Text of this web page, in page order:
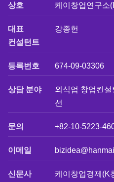
상호 케이창업연구소
대표
컨설턴트
강종헌
등록번호 674-09-03306
상담 분야
외식업 창업컨설
선
문의 +82-10-5223-
이메일
신문사 케이창업경제(K